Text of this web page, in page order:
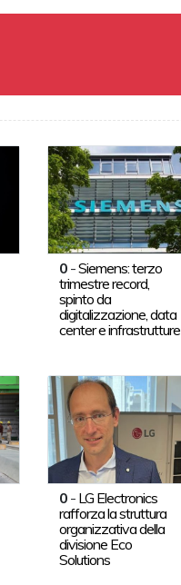
0-Siemens: terzo
trimestre record,
spinto da
digitalizzazione, data
center e infrastrutture
0- LG Electronics
rafforza la struttura
organizzativa della
divisione Eco
Solutions